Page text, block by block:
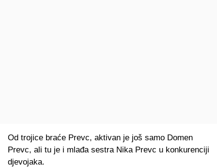
Od trojice braće Prevc, aktivan je još samo Domen
Prevc, ali tu je i mlađa sestra Nika Prevc u konkurenciji
djevojaka.